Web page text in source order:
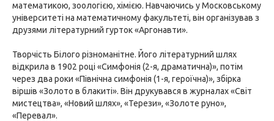
математикою, зоологією, хімією. Навчаючись у Московському
університеті на математичному факультеті, він організував з
друзями літературний гурток «Аргонавти».
Творчість Білого різноманітне. Його літературний шлях
відкрила в 1902 році «Симфонія (2-я, драматична)», потім
через два роки «Північна симфонія (1-я, героїчна)», збірка
віршів «Золото в блакиті». Він друкувався в журналах «Світ
мистецтва», «Новий шлях», «Терези», «Золоте руно»,
«Перевал».